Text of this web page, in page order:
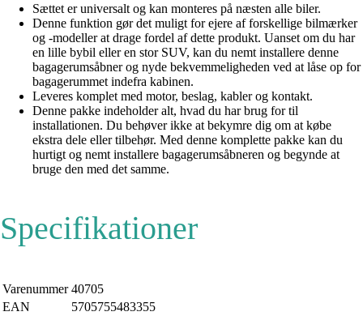
Sættet er universalt og kan monteres på næsten alle biler.
Denne funktion gør det muligt for ejere af forskellige bilmærker
og -modeller at drage fordel af dette produkt. Uanset om du har
en lille bybil eller en stor SUV, kan du nemt installere denne
bagagerumsåbner og nyde bekvemmeligheden ved at låse op for
bagagerummet indefra kabinen.
Leveres komplet med motor, beslag, kabler og kontakt.
Denne pakke indeholder alt, hvad du har brug for til
installationen. Du behøver ikke at bekymre dig om at købe
ekstra dele eller tilbehør. Med denne komplette pakke kan du
hurtigt og nemt installere bagagerumsåbneren og begynde at
bruge den med det samme.
Specifikationer
Varenummer 40705
EAN
5705755483355